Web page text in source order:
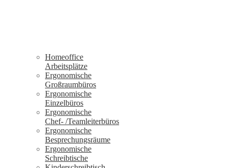
Homeoffice
Arbeitsplätze
Ergonomische
Großraumbüros
Ergonomische
Einzelbüros
Ergonomische
Chef- /Teamleiterbüros
Ergonomische
Besprechungsräume
Ergonomische
Schreibtische